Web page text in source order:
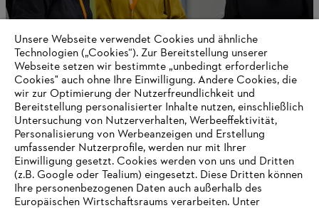
Macht euch sichtbar
Informationen für Lieferanten
Produkte
Kontakt
Karriere
Unsere Webseite verwendet Cookies und ähnliche
Technologien („Cookies“). Zur Bereitstellung unserer
Webseite setzen wir bestimmte „unbedingt erforderliche
Cookies" auch ohne Ihre Einwilligung. Andere Cookies, die
wir zur Optimierung der Nutzerfreundlichkeit und
Bereitstellung personalisierter Inhalte nutzen, einschließlich
Untersuchung von Nutzerverhalten, Werbeeffektivität,
Personalisierung von Werbeanzeigen und Erstellung
umfassender Nutzerprofile, werden nur mit Ihrer
Einwilligung gesetzt. Cookies werden von uns und Dritten
(z.B. Google oder Tealium) eingesetzt. Diese Dritten können
Ihre personenbezogenen Daten auch außerhalb des
Europäischen Wirtschaftsraums verarbeiten. Unter